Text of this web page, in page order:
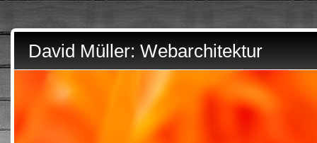
David Müller: Webarchitektur